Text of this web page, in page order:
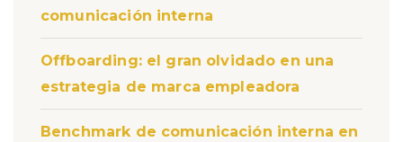
comunicación interna
Offboarding: el gran olvidado en una
estrategia de marca empleadora
Benchmark de comunicación interna en